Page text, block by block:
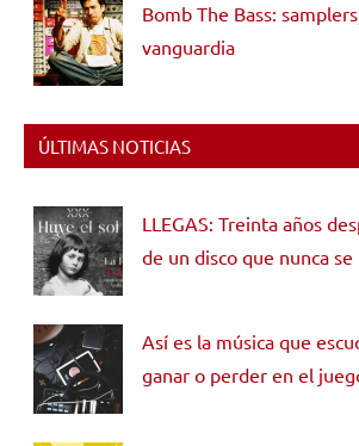
Bomb The Bass:
vanguardia
ÚLTIMAS NOTICIAS
LLEGAS: Treinta años
de un disco que nunca se
Así es la música que
ganar o perder en el